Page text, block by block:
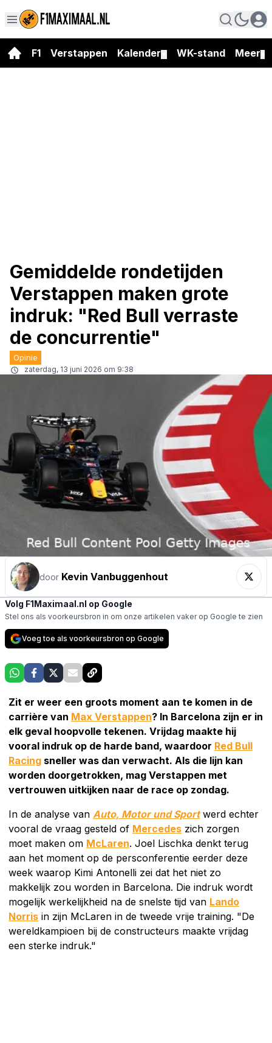
F1 Verstappen Kalender WK-stand Meer
Gemiddelde rondetijden
Verstappen maken grote
indruk: "Red Bull verraste
de concurrentie"
Opinie
zaterdag, 13 juni 2026 om 9:38
door Kevin Vanbuggenhout
Volg F1Maximaal.nl op Google
Stel ons als voorkeursbron in om onze artikelen vaker op Google te zien
Voeg toe als voorkeursbron op Google
Zit er weer een groots moment aan te komen in de
carrière van Max Verstappen? In Barcelona zijn er in
elk geval hoopvolle tekenen. Vrijdag maakte hij
vooral indruk op de harde band, waardoor Red Bull
Racing sneller was dan verwacht. Als die lijn kan
worden doorgetrokken, mag Verstappen met
vertrouwen uitkijken naar de race op zondag.
In de analyse van Auto, Motor und Sportwerd echter
vooral de vraag gesteld of Mercedes zich zorgen
moet maken om McLaren. Joel Lischka denkt terug
aan het moment op de persconferentie eerder deze
week waarop Kimi Antonelli zei dat het niet zo
makkelijk zou worden in Barcelona. Die indruk wordt
mogelijk werkelijkheid na de snelste tijd van Lando
Norris in zijn McLaren in de tweede vrije training. "De
wereldkampioen bij de constructeurs maakte vrijdag
een sterke indruk."